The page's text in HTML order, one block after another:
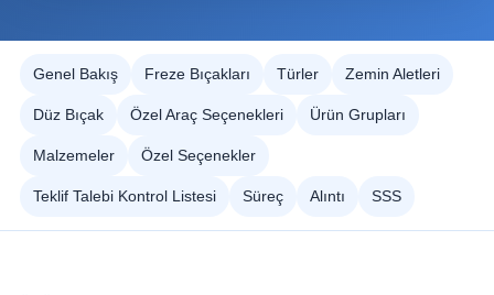
Genel Bakış Freze Bıçakları Türler Zemin Aletleri
Düz Bıçak Özel Araç Seçenekleri Ürün Grupları
Malzemeler Özel Seçenekler
Teklif Talebi Kontrol Listesi Süreç Alıntı SSS